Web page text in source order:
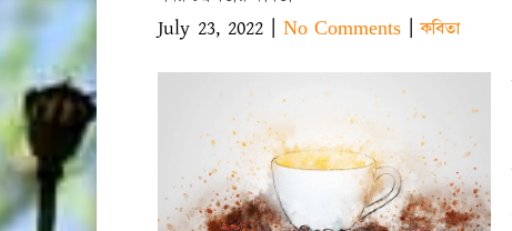
July 23, 2022 | No Comments |কবিতা